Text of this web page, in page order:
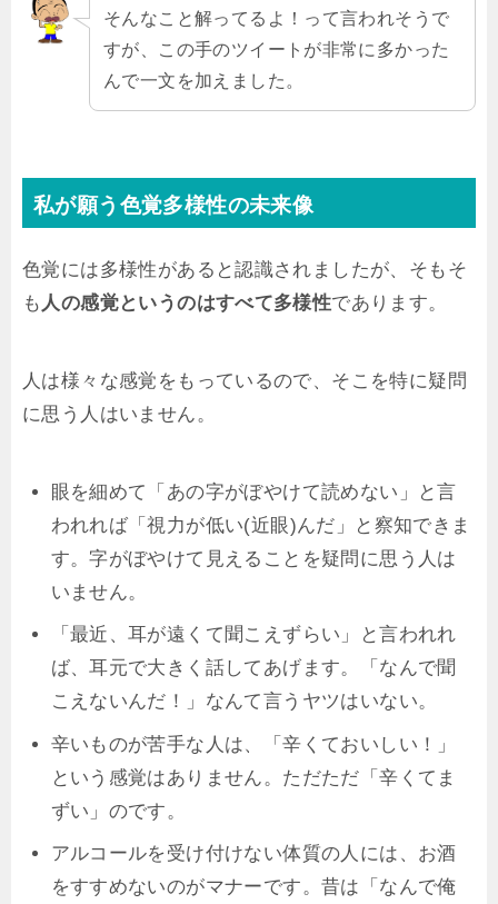
そんなこと解ってるよ！って言われそうで
すが、この手のツイートが非常に多かった
んで一文を加えました。
私が願う色覚多様性の未来像
色覚には多様性があると認識されましたが、そもそ
も 人の感覚というのはすべて多様性であります。
人は様々な感覚をもっているので、そこを特に疑問
に思う人はいません。
眼を細めて「あの字がぼやけて読めない」と言
われれば「視力が低い(近眼)んだ」と察知できま
す。字がぼやけて見えることを疑問に思う人は
いません。
「最近、耳が遠くて聞こえずらい」と言われれ
ば、耳元で大きく話してあげます。「なんで聞
こえないんだ！」なんて言うヤツはいない。
辛いものが苦手な人は、「辛くておいしい！」
という感覚はありません。ただただ「辛くてま
ずい」のです。
アルコールを受け付けない体質の人には、お酒
をすすめないのがマナーです。昔は「なんで俺